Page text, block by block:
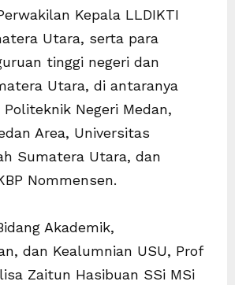
Kepala LLDIKTI
Utara, serta para
tinggi negeri dan
Utara, di antaranya
Politeknik Negeri Medan,
Area, Universitas
Sumatera Utara, dan
Nommensen.
Akademik,
dan Kealumnian USU, Prof
Zaitun Hasibuan SSi MSi